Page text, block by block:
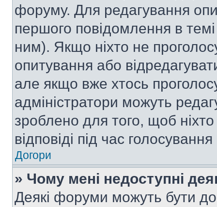
форуму. Для редагування
першого повідомлення в
ним). Якщо ніхто не
опитування або
але якщо вже хтось
адміністратори можуть
зроблено для того, щоб
відповіді під час голосування
Догори
» Чому мені недоступні
Деякі форуми можуть бути